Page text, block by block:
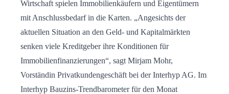
Wirtschaft spielen Immobilienkäufern und Eigentümern
mit Anschlussbedarf in die Karten. „Angesichts der
aktuellen Situation an den Geld- und Kapitalmärkten
senken viele Kreditgeber ihre Konditionen für
Immobilienfinanzierungen“, sagt Mirjam Mohr,
Vorständin Privatkundengeschäft bei der Interhyp AG. Im
Interhyp Bauzins-Trendbarometer für den Monat